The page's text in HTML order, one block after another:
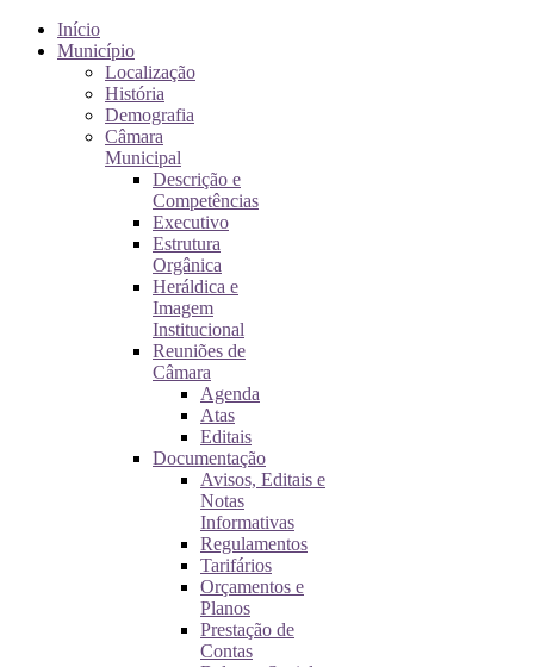
Início
Município
Localização
História
Demografia
Câmara
Municipal
Descrição e
Competências
Executivo
Estrutura
Orgânica
Heráldica e
Imagem
Institucional
Reuniões de
Câmara
Agenda
Atas
Editais
Documentação
Avisos, Editais e
Notas
Informativas
Regulamentos
Tarifários
Orçamentos e
Planos
Prestação de
Contas